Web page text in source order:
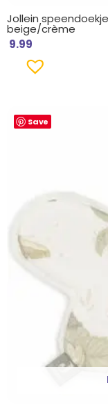
Jollein
beige/crème
9.99
Save